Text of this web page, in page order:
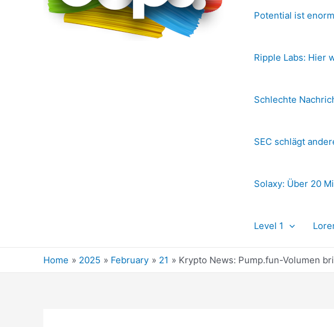
Potential ist
Ripple Labs: Hier
Schlechte
SEC schlägt
Solaxy: Über 20
Level 1
Home 2025 February 21 Krypto News: Pump.fun-Volumen